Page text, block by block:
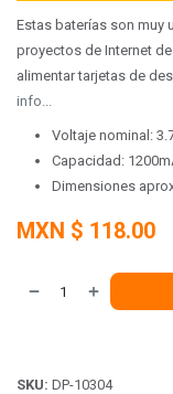
Estas baterías son muy
proyectos de Internet
alimentar tarjetas de
info...
Voltaje nominal:
Capacidad:
Dimensiones
MXN $ 118.00
SKU: DP-10304